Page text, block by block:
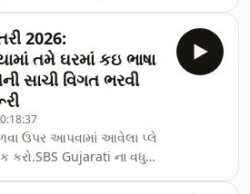
પર ક્લિક
પ્લે બટન પર ક્લિક
2026:
તમે ઘરમાં કઇ ભાષા
સાચી વિગત ભરવી
ઉપર આપવામાં આવેલા પ્લે
કરો.SBS Gujarati ના વધુ